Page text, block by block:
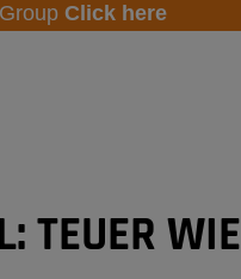
Click here
TEUER